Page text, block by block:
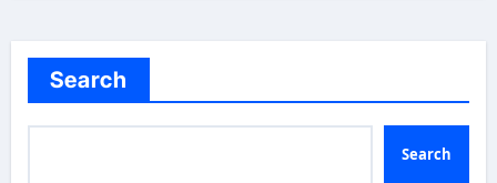
Search
Search